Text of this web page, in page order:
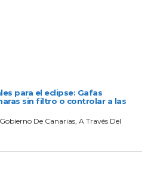
para el eclipse: Gafas
sin filtro o controlar a las
De Canarias, A Través Del